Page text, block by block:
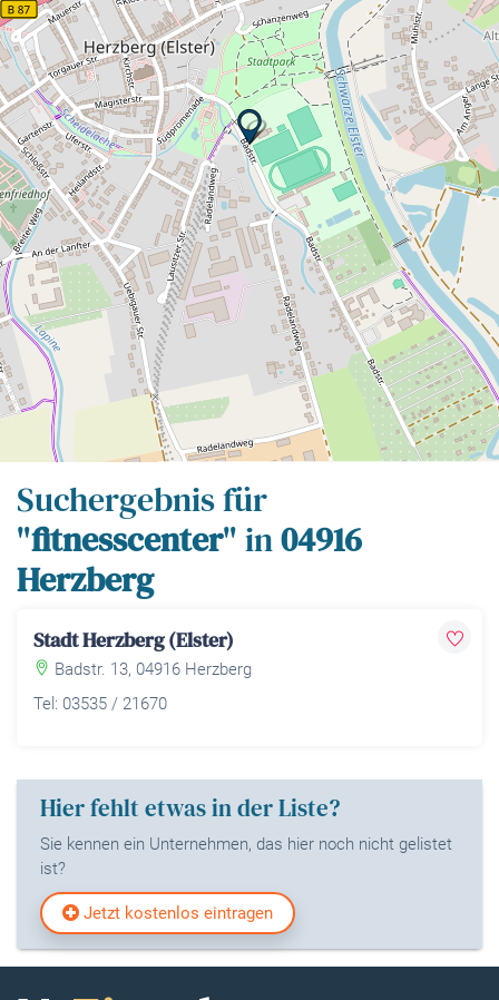
Suchergebnis für
"fitnesscenter" in04916
Herzberg
Stadt Herzberg (Elster)
Badstr. 13, 04916 Herzberg
Tel: 03535 / 21670
Hier fehlt etwas in der Liste?
Sie kennen ein Unternehmen, das hier noch nicht gelistet
ist?
Jetzt kostenlos eintragen